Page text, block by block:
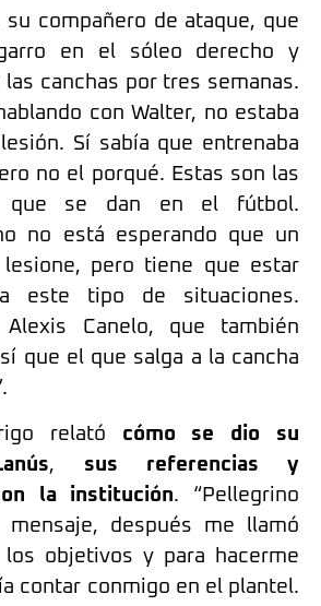
su compañero de ataque, que
en el sóleo derecho y
canchas por tres semanas.
con Walter, no estaba
Sí sabía que entrenaba
no el porqué. Estas son las
que se dan en el fútbol.
no está esperando que un
lesione, pero tiene que estar
este tipo de situaciones.
Canelo, que también
que el que salga a la cancha
relató cómo se dio su
, sus referencias y
la institución. “Pellegrino
después me llamó
los objetivos y para hacerme
contar conmigo en el plantel.